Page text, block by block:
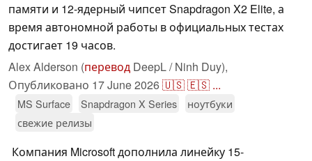
памяти и 12-ядерный чипсет Snapdragon X2 Elite, а
время автономной работы в официальных тестах
достигает 19 часов.
Alex Alderson (перевод DeepL / Ninh Duy),
Опубликовано 17 June 2026🇺🇸🇪🇸 ...
MS Surface Snapdragon X Series
ноутбуки
свежие релизы
Компания Microsoft дополнила линейку 15-